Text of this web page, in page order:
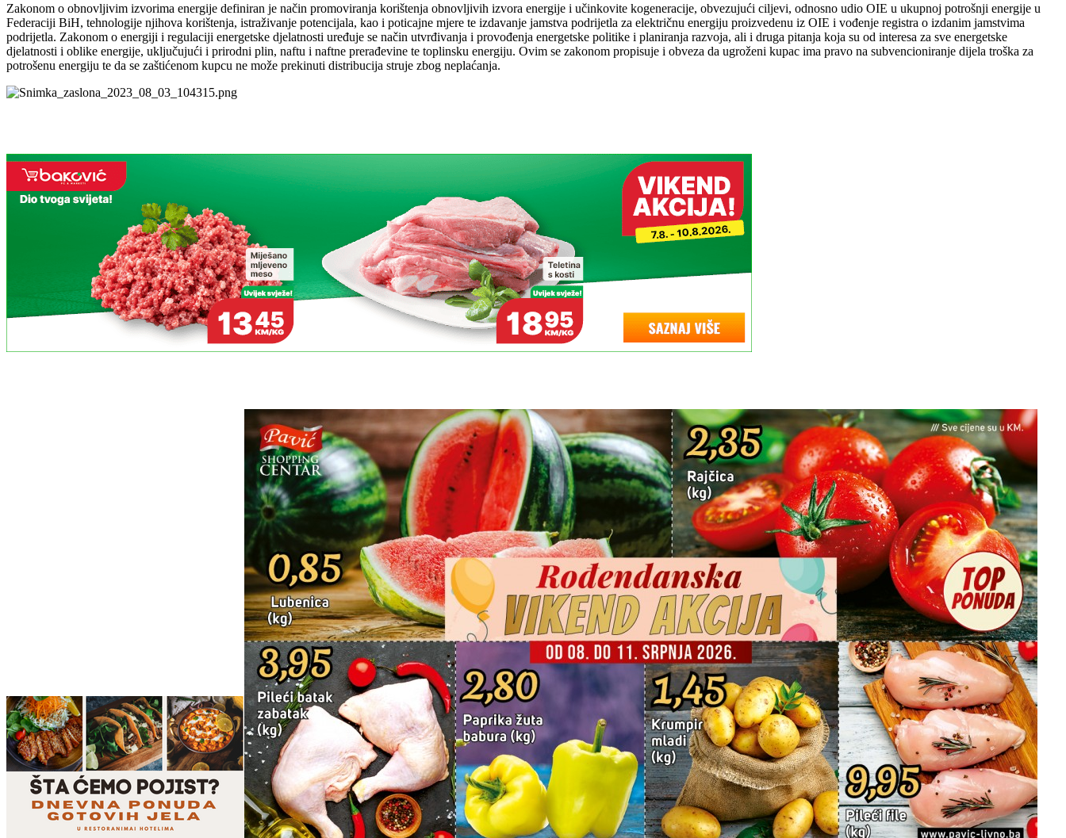
Zakonom o obnovljivim izvorima energije definiran je način promoviranja korištenja obnovljivih izvora energije i učinkovite kogeneracije, obvezujući ciljevi, odnosno udio OIE u ukupnoj potrošnji energije u
Federaciji BiH, tehnologije njihova korištenja, istraživanje potencijala, kao i poticajne mjere te izdavanje jamstva podrijetla za električnu energiju proizvedenu iz OIE i vođenje registra o izdanim jamstvima
podrijetla. Zakonom o energiji i regulaciji energetske djelatnosti uređuje se način utvrđivanja i provođenja energetske politike i planiranja razvoja, ali i druga pitanja koja su od interesa za sve energetske
djelatnosti i oblike energije, uključujući i prirodni plin, naftu i naftne prerađevine te toplinsku energiju. Ovim se zakonom propisuje i obveza da ugroženi kupac ima pravo na subvencioniranje dijela troška za
potrošenu energiju te da se zaštićenom kupcu ne može prekinuti distribucija struje zbog neplaćanja.